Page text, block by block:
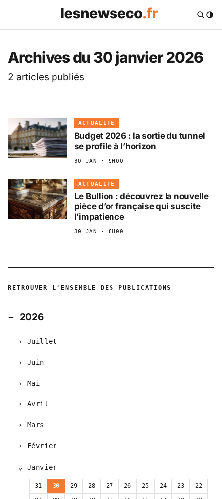
Les News Eco .fr —
Archives du 30 janvier 2026
2 articles publiés
ACTUALITÉ
Budget 2026 : la sortie du tunnel
se profile à l’horizon
30 JAN · 9H00
ACTUALITÉ
Le Bullion : découvrez la nouvelle
pièce d’or française qui suscite
l’impatience
30 JAN · 8H00
RETROUVER L'ENSEMBLE DES PUBLICATIONS
2026
Juillet
Juin
Mai
Avril
Mars
Février
Janvier
31 30 29 28 27 26 25 24 23 22